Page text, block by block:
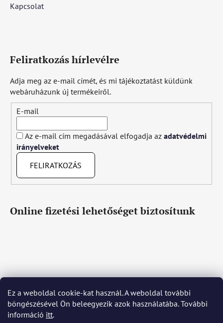
Ez a weboldal cookie-kat használ. A weboldal további
böngészésével Ön beleegyezik azok használatába. További
információ itt.
Kapcsolat
Feliratkozás hírlevélre
Adja meg az e-mail címét, és mi tájékoztatást küldünk
webáruházunk új termékeiről.
E-mail
Az e-mail cím megadásával elfogadja az adatvédelmi
irányelveket
FELIRATKOZÁS
Online fizetési lehetőséget biztosítunk
Čeština Slovenčina English Deutsch Magyar
Język polski Română Italiano Español Français
Português